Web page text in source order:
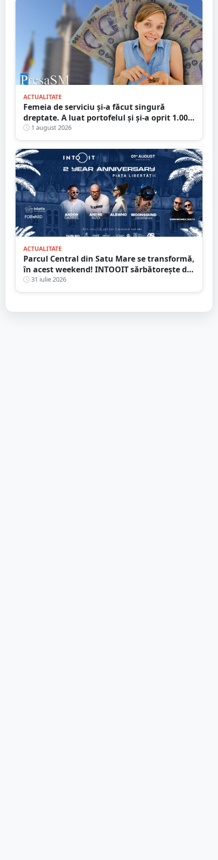
ACTUALITATE
Femeia de serviciu și-a făcut singură
dreptate. A luat portofelul și și-a oprit 1.000
de lei: „Ăștia mi se cuvin, sunt pentru
curățenie”
1 august 2026
ACTUALITATE
Parcul Central din Satu Mare se transformă,
în acest weekend! INTOOIT sărbătorește doi
ani printr-un eveniment spectaculos
31 iulie 2026